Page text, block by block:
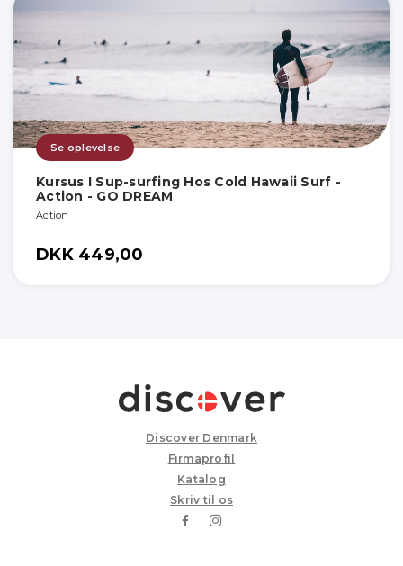
Se oplevelse
Kursus I Sup-surfing Hos Cold Hawaii Surf -
Action - GO DREAM
Action
DKK 449,00
Discover Denmark
Firmaprofil
Katalog
Skriv til os